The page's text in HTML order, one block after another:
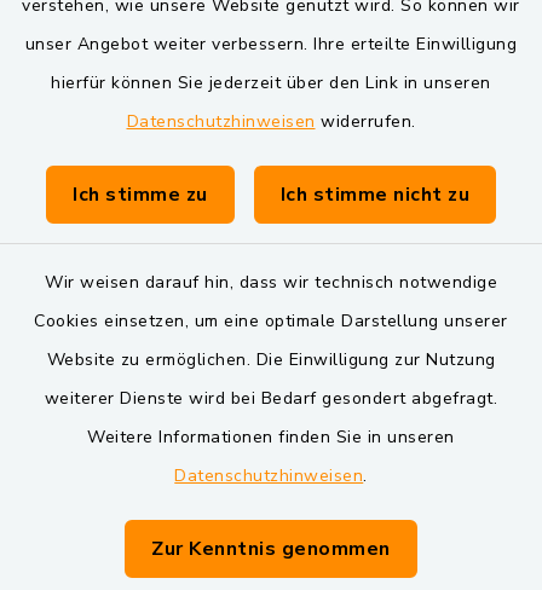
verstehen, wie unsere Website genutzt wird. So können wir
unser Angebot weiter verbessern. Ihre erteilte Einwilligung
hierfür können Sie jederzeit über den Link in unseren
Datenschutzhinweisen widerrufen.
Ich stimme zu Ich stimme nicht zu
Wir weisen darauf hin, dass wir technisch notwendige
Cookies einsetzen, um eine optimale Darstellung unserer
Website zu ermöglichen. Die Einwilligung zur Nutzung
weiterer Dienste wird bei Bedarf gesondert abgefragt.
Weitere Informationen finden Sie in unseren
Datenschutzhinweisen.
Zur Kenntnis genommen
VG und Gemeinden
Markt Schwarzenfeld
Gemeinde Schwarzach bei Nabburg
Verwaltungsgemeinschaft Schwarzenfeld
Barrierefreiheit
Impressum